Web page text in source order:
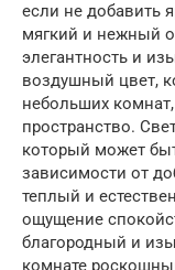
если не добавить
мягкий и нежный
элегантность и
воздушный цвет,
небольших
пространство.
который может
зависимости от
теплый и
ощущение
благородный и
комнате